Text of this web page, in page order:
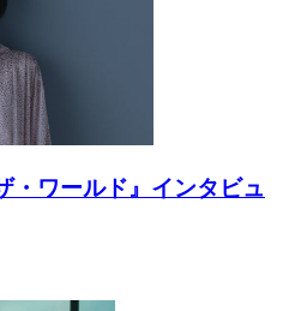
・ワールド』インタビュ